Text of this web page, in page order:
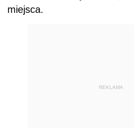
miejsca.
REKLAMA